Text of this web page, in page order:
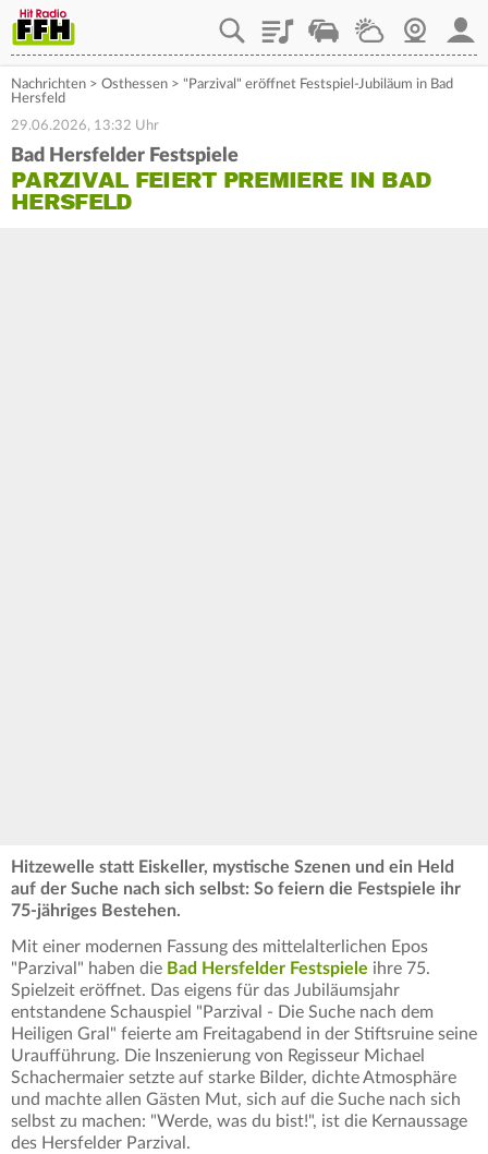
PlaylistStaupilotWetterWebcam
Nachrichten > Osthessen > "Parzival" eröffnet Festspiel-Jubiläum in Bad
Hersfeld
29.06.2026, 13:32 Uhr
Bad Hersfelder Festspiele
PARZIVAL FEIERT PREMIERE IN BAD
HERSFELD
Hitzewelle statt Eiskeller, mystische Szenen und ein Held
auf der Suche nach sich selbst: So feiern die Festspiele ihr
75-jähriges Bestehen.
Mit einer modernen Fassung des mittelalterlichen Epos
"Parzival" haben die Bad Hersfelder Festspiele ihre 75.
Spielzeit eröffnet. Das eigens für das Jubiläumsjahr
entstandene Schauspiel "Parzival - Die Suche nach dem
Heiligen Gral" feierte am Freitagabend in der Stiftsruine seine
Uraufführung. Die Inszenierung von Regisseur Michael
Schachermaier setzte auf starke Bilder, dichte Atmosphäre
und machte allen Gästen Mut, sich auf die Suche nach sich
selbst zu machen: "Werde, was du bist!", ist die Kernaussage
des Hersfelder Parzival.